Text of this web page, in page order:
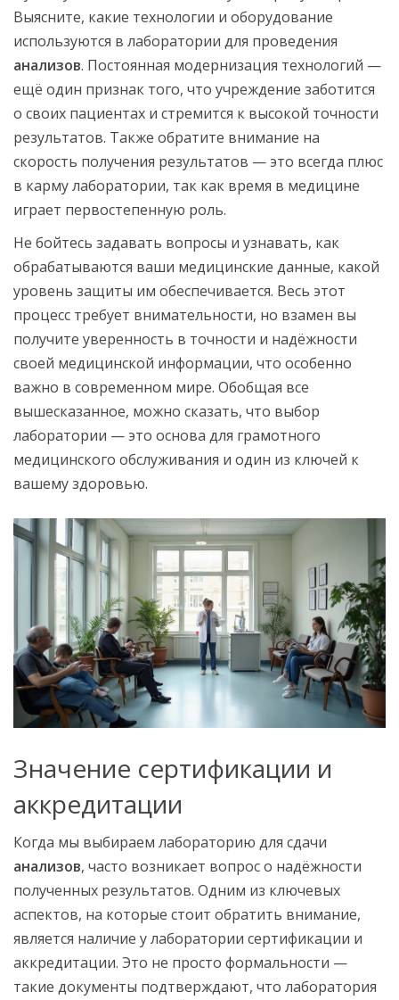
Выясните, какие технологии и оборудование
используются в лаборатории для проведения
анализов. Постоянная модернизация технологий —
ещё один признак того, что учреждение заботится
о своих пациентах и стремится к высокой точности
результатов. Также обратите внимание на
скорость получения результатов — это всегда плюс
в карму лаборатории, так как время в медицине
играет первостепенную роль.
Не бойтесь задавать вопросы и узнавать, как
обрабатываются ваши медицинские данные, какой
уровень защиты им обеспечивается. Весь этот
процесс требует внимательности, но взамен вы
получите уверенность в точности и надёжности
своей медицинской информации, что особенно
важно в современном мире. Обобщая все
вышесказанное, можно сказать, что выбор
лаборатории — это основа для грамотного
медицинского обслуживания и один из ключей к
вашему здоровью.
Значение сертификации и
аккредитации
Когда мы выбираем лабораторию для сдачи
анализов, часто возникает вопрос о надёжности
полученных результатов. Одним из ключевых
аспектов, на которые стоит обратить внимание,
является наличие у лаборатории сертификации и
аккредитации. Это не просто формальности —
такие документы подтверждают, что лаборатория